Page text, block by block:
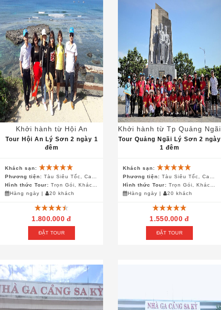
Khởi hành từ Hội An
Tour Hội An Lý Sơn 2 ngày 1
đêm
Khách sạn:
Phương tiện: Tàu Siêu Tốc, Canô, Ô Tô, Xe Điện
Hình thức Tour: Trọn Gói, Khách Đoàn
Hàng ngày | 20 khách
1.800.000 đ
ĐẶT TOUR
Khởi hành từ Tp Quảng Ngãi
Tour Quảng Ngãi Lý Sơn 2 ngày
1 đêm
Khách sạn:
Phương tiện: Tàu Siêu Tốc, Canô, Ô Tô, Xe Điện
Hình thức Tour: Trọn Gói, Khách Đoàn
Hàng ngày | 20 khách
1.550.000 đ
ĐẶT TOUR